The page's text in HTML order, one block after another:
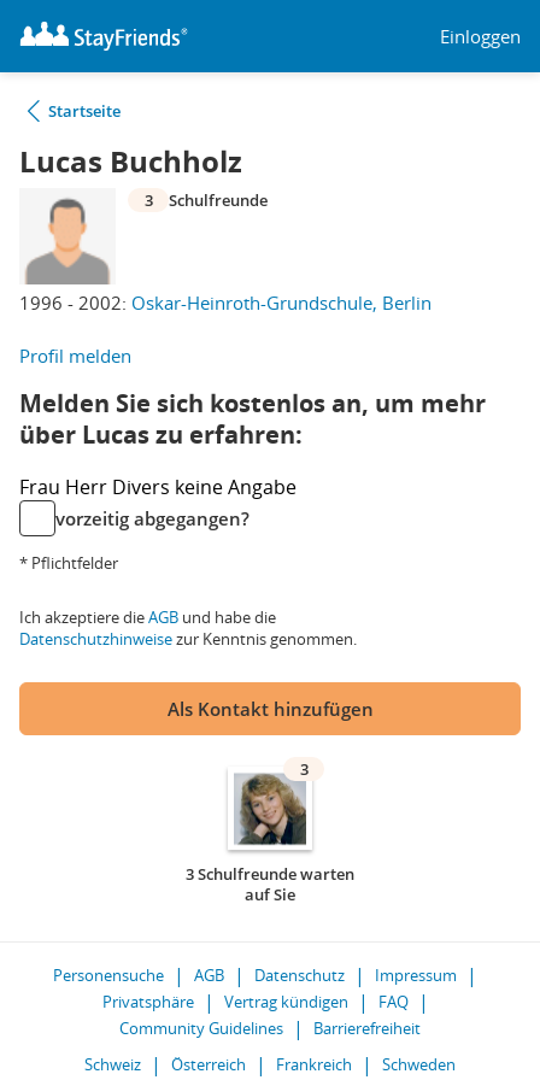
Einloggen
Startseite
Lucas Buchholz
1996 - 2002: Oskar-Heinroth-Grundschule, Berlin
3 Schulfreunde
Profil melden
Melden Sie sich kostenlos an, um mehr
über Lucas zu erfahren:
Frau Herr Divers keine Angabe
vorzeitig abgegangen?
* Pflichtfelder
Ich akzeptiere dieAGB und habe die
Datenschutzhinweisezur Kenntnis genommen.
Als Kontakt hinzufügen
3
3 Schulfreunde warten
auf Sie
Personensuche AGB Datenschutz
Impressum
Privatsphäre
Vertrag kündigen
FAQ
Community Guidelines
Barrierefreiheit
Schweiz
Österreich Frankreich Schweden